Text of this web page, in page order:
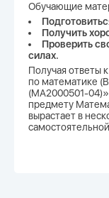
Обучающие
Получить
Проверить
силах.
Получая ответы
по математике
(МА2000501-
предмету
вырастает в